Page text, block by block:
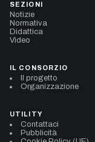
SEZIONI
Notizie
Normativa
Didattica
Video
IL CONSORZIO
Il progetto
Organizzazione
UTILITY
Contattaci
Pubblicità